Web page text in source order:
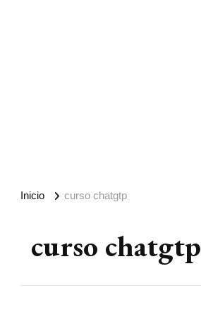
Inicio curso chatgtp
curso chatgtp